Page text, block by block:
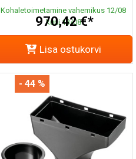
Kohaletoimetamine vahemikus 12/08
kuni 13/08
970,42 €*
Lisa ostukorvi
- 44 %